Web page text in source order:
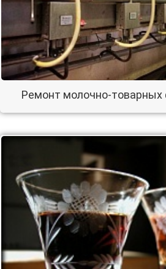
Ремонт молочно-товарных